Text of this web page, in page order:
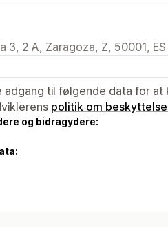
3, 2 A, Zaragoza, Z, 50001, ES
adgang til følgende data for at
politik om
og bidragydere: